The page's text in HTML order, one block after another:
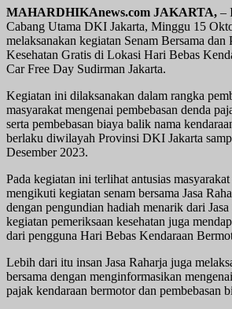
MAHARDHIKAnews.com JAKARTA, –
Cabang Utama DKI Jakarta, Minggu 15
melaksanakan kegiatan Senam Bersama dan
Kesehatan Gratis di Lokasi Hari Bebas
Car Free Day Sudirman Jakarta.
Kegiatan ini dilaksanakan dalam rangka
masyarakat mengenai pembebasan denda
serta pembebasan biaya balik nama
berlaku diwilayah Provinsi DKI Jakarta
Desember 2023.
Pada kegiatan ini terlihat antusias masyarakat
mengikuti kegiatan senam bersama Jasa
dengan pengundian hadiah menarik dari
kegiatan pemeriksaan kesehatan juga
dari pengguna Hari Bebas Kendaraan
Lebih dari itu insan Jasa Raharja juga
bersama dengan menginformasikan
pajak kendaraan bermotor dan pembebasan